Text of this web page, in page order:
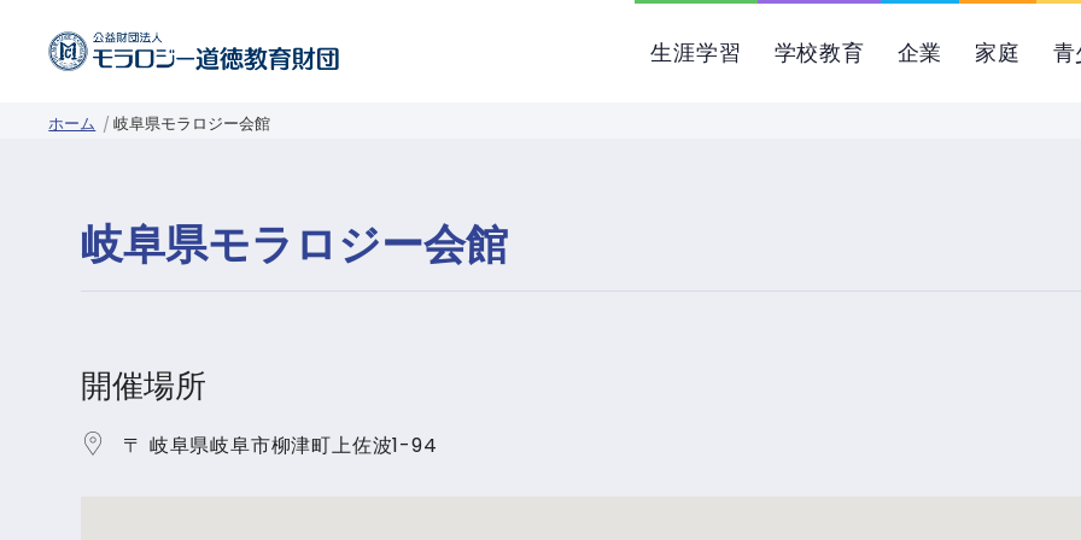
生涯学習 学校教育 企業 家庭 青
ホーム 岐阜県モラロジー会館
岐阜県モラロジー会館
開催場所
〒 岐阜県岐阜市柳津町上佐波1-94